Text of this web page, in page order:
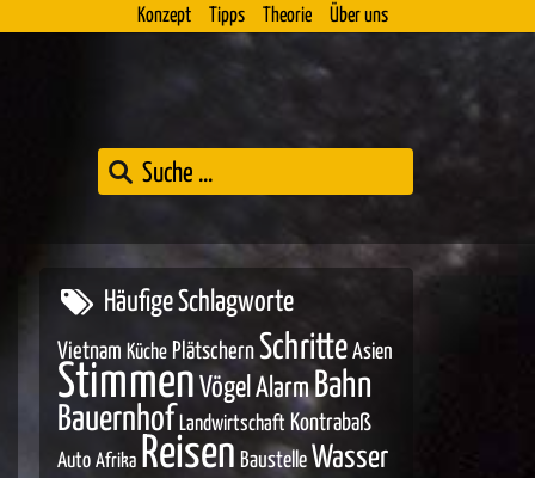
Konzept Tipps Theorie Über uns
Häufige Schlagworte
Vietnam Küche Plätschern Schritte Asien
Stimmen Vögel AlarmBahn
Bauernhof Landwirtschaft Kontrabaß
Auto Afrika Reisen Baustelle Wasser